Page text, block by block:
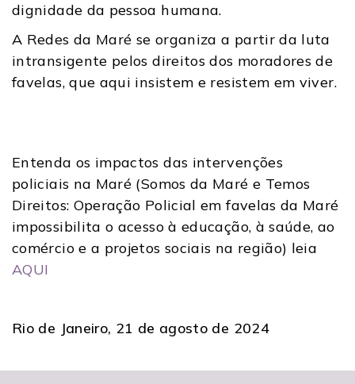
dignidade da pessoa humana.
A Redes da Maré se organiza a partir da luta
intransigente pelos direitos dos moradores de
favelas, que aqui insistem e resistem em viver.
Entenda os impactos das intervenções
policiais na Maré (Somos da Maré e Temos
Direitos: Operação Policial em favelas da Maré
impossibilita o acesso à educação, à saúde, ao
comércio e a projetos sociais na região) leia
AQUI
Rio de Janeiro, 21 de agosto de 2024